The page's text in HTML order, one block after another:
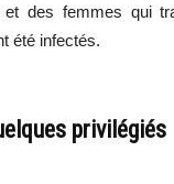
des femmes qui
été infectés.
privilégiés